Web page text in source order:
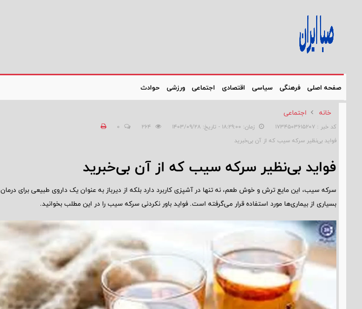
صفحه اصلی فرهنگی سیاسی اقتصادی اجتماعی ورزشی حوادث
خانه اجتماعی
کد خبر : 1734503615207 زمان: ۱۸:۲۹:۰۰ - تاریخ: ۱۴۰۳/۰۹/۲۸
0
فواید بی‌نظیر سرکه سیب که از آن بی‌خبرید
فواید بی‌نظیر سرکه سیب که از آن بی‌خبرید
سرکه سیب، این مایع ترش و خوش طعم، نه تنها در آشپزی کاربرد دارد بلکه از دیرباز به عنوان یک داروی طبیعی برای درمان
بسیاری از بیماری‌ها مورد استفاده قرار می‌گرفته است. فواید باور نکردنی سرکه سیب را در این مطلب بخوانید.